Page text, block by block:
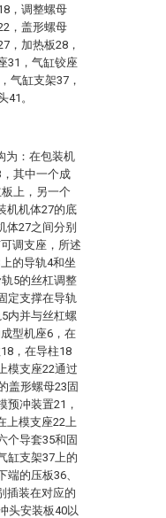
，调整螺母
，盖形螺母
，加热板28，
31，气缸铰座
气缸支架37，
41。
为：在包装机
其中一个成
上，另一个
机机体27的底
体27之间分别
调支座，所述
的导轨4和坐
5的丝杠调整
定支撑在导轨
内并与丝杠螺
型机座6，在
，在导柱18
模支座22通过
盖形螺母23固
预冲装置21，
上模支座22上
个导套35和固
缸支架37上的
的压板36、
插装在对应的
头安装板40以